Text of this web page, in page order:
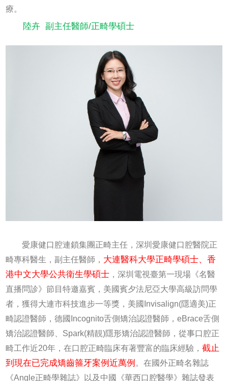
療。
陸卉 副主任醫師/正畸學碩士
愛康健口腔連鎖集團正畸主任，深圳愛康健口腔醫院正
畸專科醫生，副主任醫師， 大連醫科大學正畸學碩士、香
港中文大學公共衛生學碩士 ，深圳電視臺第一現場《名醫
直播問診》節目特邀嘉賓，美國賓夕法尼亞大學高級訪問學
者，獲得大連市科技進步一等獎，美國Invisalign(隱適美)正
畸認證醫師，德國Incognito舌側矯治認證醫師，eBrace舌側
矯治認證醫師、Spark(精靚)隱形矯治認證醫師，從事口腔正
畸工作近20年，在口腔正畸臨床有著豐富的臨床經驗，截止
到現在已完成矯齒箍牙案例近萬例。在國外正畸名雜誌
《Angle正畸學雜誌》以及中國《華西口腔醫學》雜誌發表